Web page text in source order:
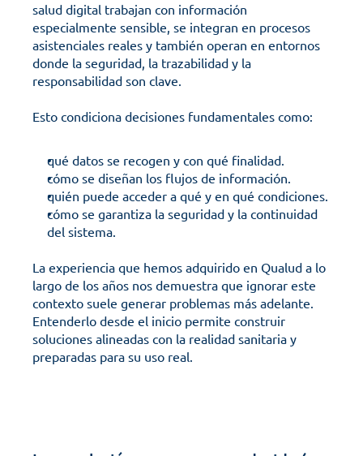
salud digital trabajan con información
especialmente sensible, se integran en procesos
asistenciales reales y también operan en entornos
donde la seguridad, la trazabilidad y la
responsabilidad son clave.
Esto condiciona decisiones fundamentales como:
qué datos se recogen y con qué finalidad.
cómo se diseñan los flujos de información.
cómo se garantiza la seguridad y la continuidad
del sistema.
La experiencia que hemos adquirido en Qualud a lo
largo de los años nos demuestra que ignorar este
contexto suele generar problemas más adelante.
Entenderlo desde el inicio permite construir
soluciones alineadas con la realidad sanitaria y
preparadas para su uso real.